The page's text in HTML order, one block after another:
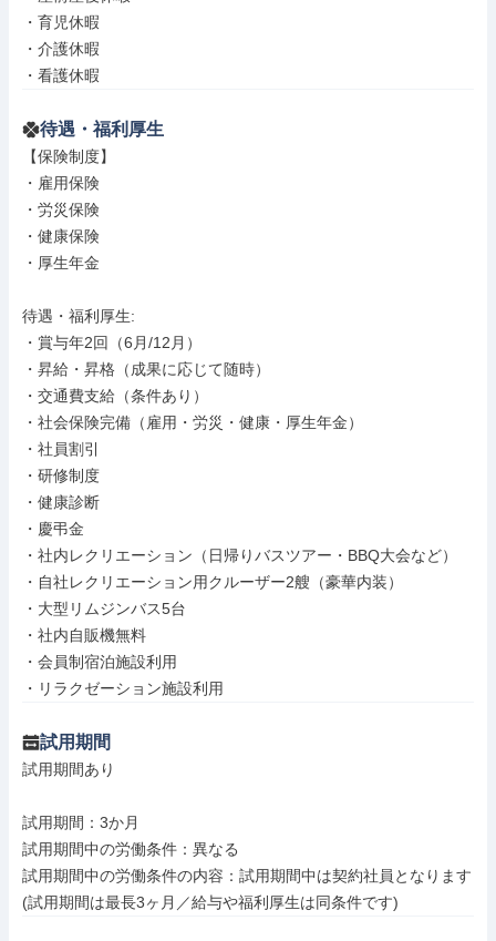
・育児休暇
・介護休暇
・看護休暇
待遇・福利厚生
【保険制度】
・雇用保険
・労災保険
・健康保険
・厚生年金
待遇・福利厚生:
・賞与年2回（6月/12月）
・昇給・昇格（成果に応じて随時）
・交通費支給（条件あり）
・社会保険完備（雇用・労災・健康・厚生年金）
・社員割引
・研修制度
・健康診断
・慶弔金
・社内レクリエーション（日帰りバスツアー・BBQ大会など）
・自社レクリエーション用クルーザー2艘（豪華内装）
・大型リムジンバス5台
・社内自販機無料
・会員制宿泊施設利用
・リラクゼーション施設利用
試用期間
試用期間あり
試用期間：3か月
試用期間中の労働条件：異なる
試用期間中の労働条件の内容：試用期間中は契約社員となります
(試用期間は最長3ヶ月／給与や福利厚生は同条件です)